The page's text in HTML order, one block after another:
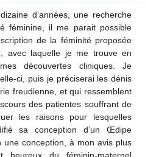
d’années, une recherche
féminine, il me parait possible
de la féminité proposée
avec laquelle je me trouve en
découvertes cliniques. Je
ci, puis je préciserai les dénis
freudienne, et qui ressemblent
des patientes souffrant de
les raisons pour lesquelles
sa conception d’un Œdipe
une conception, à mon avis plus